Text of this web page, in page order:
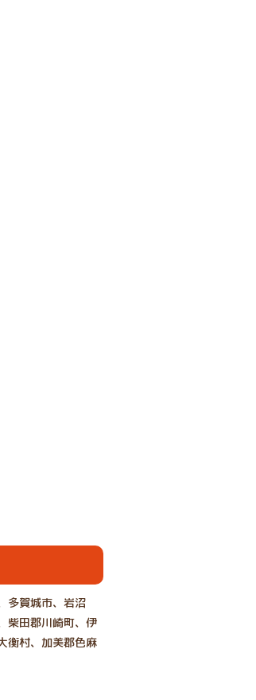
多賀城市、岩沼
柴田郡川崎町、伊
衡村、加美郡色麻